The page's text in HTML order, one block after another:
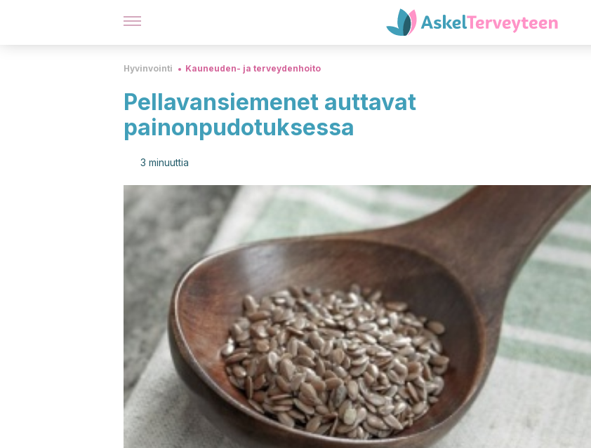
Hyvinvointi Kauneuden- ja terveydenhoito
Pellavansiemenet auttavat
painonpudotuksessa
3 minuuttia